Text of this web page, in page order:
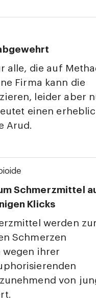
alle, die auf
Firma kann die
leider aber
einen
Arud.
Schmerzmittel
Klicks
werden zur
Schmerzen
wegen ihrer
von